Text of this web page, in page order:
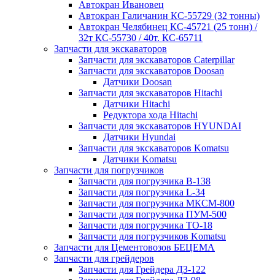
Автокран Ивановец
Автокран Галичанин КС-55729 (32 тонны)
Автокран Челябинец КС-45721 (25 тонн) /
32т КС-55730 / 40т. КС-65711
Запчасти для экскаваторов
Запчасти для экскаваторов Caterpillar
Запчасти для экскаваторов Doosan
Датчики Doosan
Запчасти для экскаваторов Hitachi
Датчики Hitachi
Редуктора хода Hitachi
Запчасти для экскаваторов HYUNDAI
Датчики Hyundai
Запчасти для экскаваторов Komatsu
Датчики Komatsu
Запчасти для погрузчиков
Запчасти для погрузчика B-138
Запчасти для погрузчика L-34
Запчасти для погрузчика МКСМ-800
Запчасти для погрузчика ПУМ-500
Запчасти для погрузчика ТО-18
Запчасти для погрузчиков Komatsu
Запчасти для Цементовозов БЕЦЕМА
Запчасти для грейдеров
Запчасти для Грейдера ДЗ-122